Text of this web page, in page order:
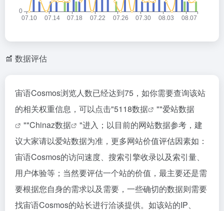
数据评估
宙语Cosmos浏览人数已经达到75，如你需要查询该站
的相关权重信息，可以点击"5118数据 ""爱站数据
""Chinaz数据
"进入；以目前的网站数据参考，建
议大家请以爱站数据为准，更多网站价值评估因素如：
宙语Cosmos的访问速度、搜索引擎收录以及索引量、
用户体验等；当然要评估一个站的价值，最主要还是需
要根据您自身的需求以及需要，一些确切的数据则需要
找宙语Cosmos的站长进行洽谈提供。如该站的IP、